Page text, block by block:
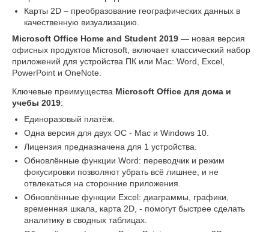
Карты 2D – преобразование географических данных в
качественную визуализацию.
Microsoft Office Home and Student 2019 — новая версия
офисных продуктов Microsoft, включает классический набор
приложений для устройства ПК или Mac: Word, Excel,
PowerPoint и OneNote.
Ключевые преимущества Microsoft Office для дома и
учебы 2019:
Единоразовый платёж.
Одна версия для двух ОС - Mac и Windows 10.
Лицензия предназначена для 1 устройства.
Обновлённые функции Word: переводчик и режим
фокусировки позволяют убрать всё лишнее, и не
отвлекаться на сторонние приложения.
Обновлённые функции Excel: диаграммы, графики,
временная шкала, карта 2D, - помогут быстрее сделать
аналитику в сводных таблицах.